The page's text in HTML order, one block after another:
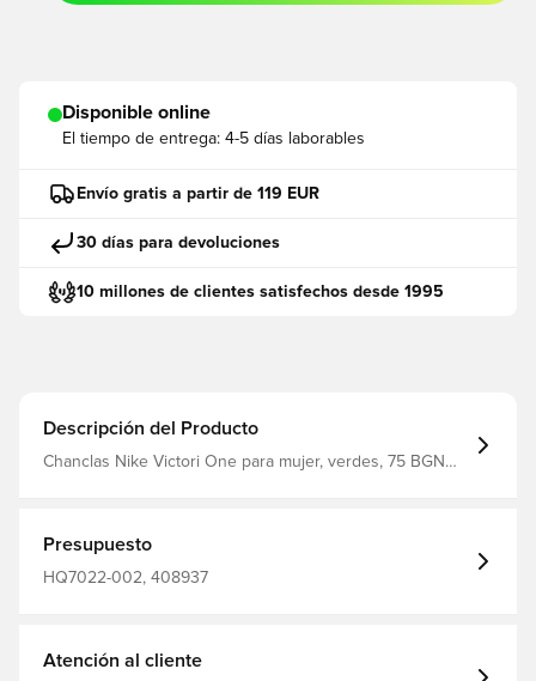
Disponible online
El tiempo de entrega: 4-5 días laborables
Envío gratis a partir de 119 EUR
30 días para devoluciones
10 millones de clientes satisfechos desde 1995
Descripción del Producto
Chanclas Nike Victori One para mujer, verdes, 75 BGN
Presupuesto
HQ7022-002, 408937
Atención al cliente